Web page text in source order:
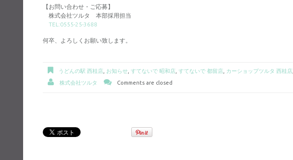
【お問い合わせ・ご応募】
株式会社ツルタ 本部採用担当
TEL:0555-25-3688
何卒、よろしくお願い致します。
うどんの駅 西桂店 お知らせ すてないで 昭和店 すてないで 都留店 カーショップツルタ 西桂店
株式会社ツルタ
Comments are closed